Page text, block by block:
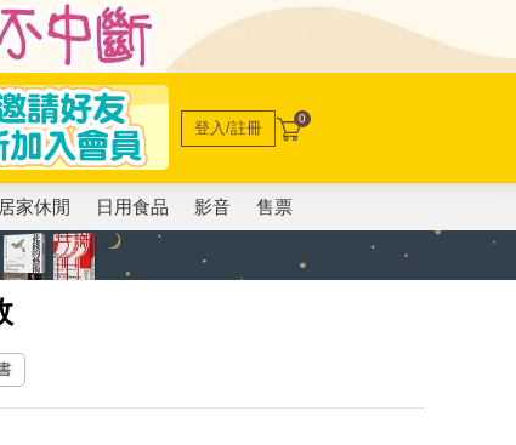
登入/註冊 0
居家休閒 日用食品 影音 售票